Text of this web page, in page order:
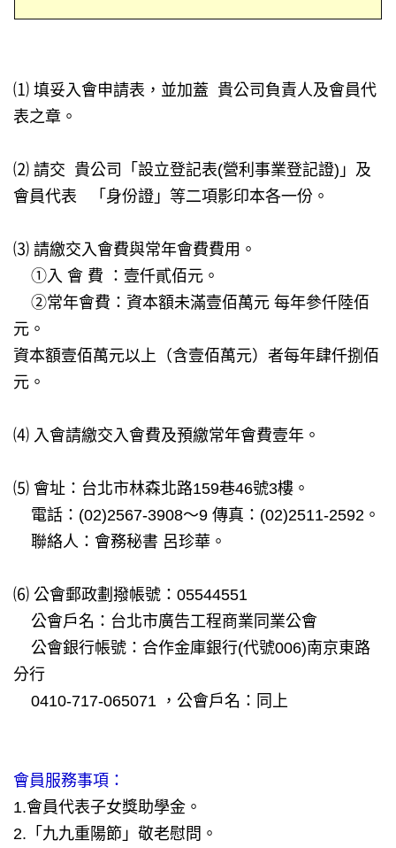
⑴ 填妥入會申請表，並加蓋 貴公司負責人及會員代
表之章。
⑵ 請交 貴公司「設立登記表(營利事業登記證)」及
會員代表 「身份證」等二項影印本各一份。
⑶ 請繳交入會費與常年會費費用。
①入 會 費 ：壹仟貳佰元。
②常年會費：資本額未滿壹佰萬元 每年參仟陸佰
元。
資本額壹佰萬元以上（含壹佰萬元）者每年肆仟捌佰
元。
⑷ 入會請繳交入會費及預繳常年會費壹年。
⑸ 會址：台北市林森北路159巷46號3樓。
電話：(02)2567-3908～9 傳真：(02)2511-2592。
聯絡人：會務秘書 呂珍華。
⑹ 公會郵政劃撥帳號：05544551
公會戶名：台北市廣告工程商業同業公會
公會銀行帳號：合作金庫銀行(代號006)南京東路
分行
0410-717-065071 ，公會戶名：同上
會員服務事項：
1.會員代表子女獎助學金。
2.「九九重陽節」敬老慰問。